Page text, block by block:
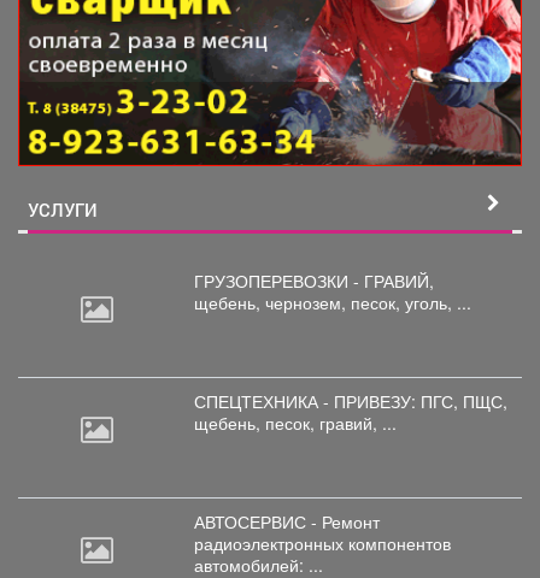
УСЛУГИ
ГРУЗОПЕРЕВОЗКИ - ГРАВИЙ,
щебень, чернозем, песок, уголь, ...
СПЕЦТЕХНИКА - ПРИВЕЗУ: ПГС, ПЩС,
щебень, песок, гравий, ...
АВТОСЕРВИС - Ремонт
радиоэлектронных компонентов
автомобилей: ...